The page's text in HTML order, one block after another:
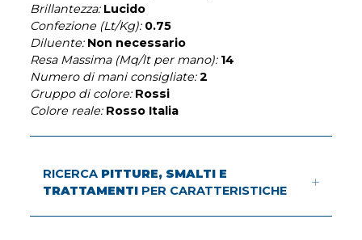
Brillantezza: Lucido
Confezione (Lt/Kg): 0.75
Diluente: Non necessario
Resa Massima (Mq/lt per mano): 14
Numero di mani consigliate: 2
Gruppo di colore: Rossi
Colore reale: Rosso Italia
RICERCA PITTURE, SMALTI E
TRATTAMENTI PER CARATTERISTICHE